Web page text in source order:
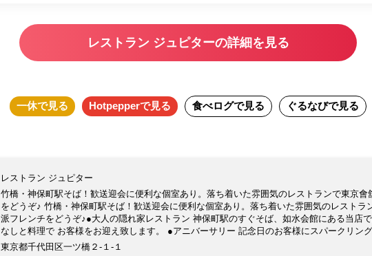
レストラン ジュピターの詳細を見る
一休で見る Hotpepperで見る 食べログで見る ぐるなびで見る
レストラン ジュピター
竹橋・神保町駅そば！歓送迎会に便利な個室あり。落ち着いた雰囲気のレストランで東京會
をどうぞ♪ 竹橋・神保町駅そば！歓送迎会に便利な個室あり。落ち着いた雰囲気のレストラ
派フレンチをどうぞ♪●大人の隠れ家レストラン 神保町駅のすぐそば、如水会館にある当店では、最高のおもて
なしと料理で お客様をお迎え致します。 ●アニバーサリー 記念日のお客様にスパークリングワインと記念写
真、お花をプレゼントしております。 ※3日前までに要予約 ●本格的フランス料理 東京會舘
東京都千代田区一ツ橋２‐１‐１